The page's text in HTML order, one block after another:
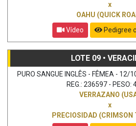
x
OAHU (QUICK
Vídeo
Pedigree
LOTE 09 •
PURO SANGUE INGLÊS - FÊMEA -
REG.: 236597 - PESO:
VERRAZANO
x
PRECIOSIDAD (CRIMSON